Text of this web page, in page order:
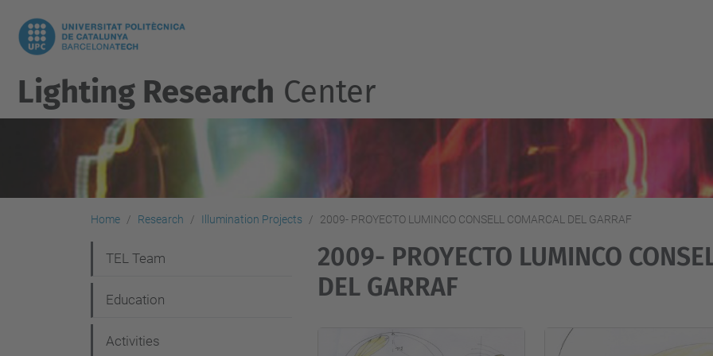
Lighting Research Center
Home Research Illumination Projects 2009- PROYECTO LUMINCO CONSELL COMARCAL DEL GARRAF
2009- PROYECTO LUMINCO
DEL GARRAF
a
v
TEL Team
Education
Activities